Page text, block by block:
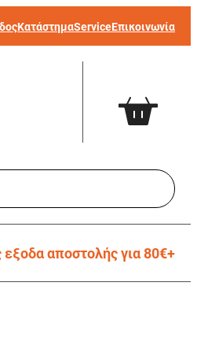
ΚατάστημαServiceΕπικοινωνία
αποστολής για 80€+